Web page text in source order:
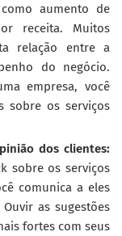
aumento de
receita. Muitos
relação entre a
do negócio.
empresa, você
sobre os serviços
dos clientes:
sobre os serviços
comunica a eles
as sugestões
fortes com seus